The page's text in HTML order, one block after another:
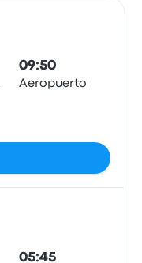
09:50
Aeropuerto
05:45